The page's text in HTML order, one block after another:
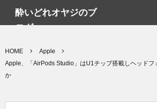
酔いどれオヤジのブ
ログwp
HOME
Apple
Apple、「AirPods Studio」はU1チップ搭載しヘッドフ
か